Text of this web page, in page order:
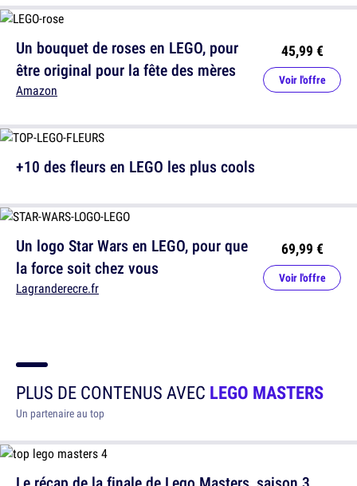
Un bouquet de roses en LEGO, pour
être original pour la fête des mères
Amazon
45,99 €
Voir l'offre
Un logo Star Wars en LEGO, pour que
la force soit chez vous
Lagranderecre.fr
69,99 €
Voir l'offre
+10 des fleurs en LEGO les plus cools
PLUS DE CONTENUS AVEC LEGO MASTERS
Un partenaire au top